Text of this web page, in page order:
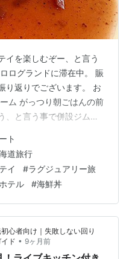
イを楽しむぞー、と言う
ログランドに滞在中。 賑
り返りでございます。 お
ム がっつり朝ごはんの前
、と言う事で併設ジムへ
れ？ あ、こっちですね。
た。 お部屋案内しても
忘れてたー。 リストバ
はどれもきれいにメンテ
オルも完備！ 朝食 軽く
ト
道旅行
イ #ラグジュアリー旅
テル #海鮮丼
心者向け｜失敗しない回り
ド • 9ヶ月前